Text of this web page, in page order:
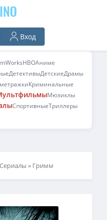
Вход
HBOАниме
ДетективыДетскиеДрамы
Криминальные
Мюзиклы
СпортивныеТриллеры
Сериалы » Гримм